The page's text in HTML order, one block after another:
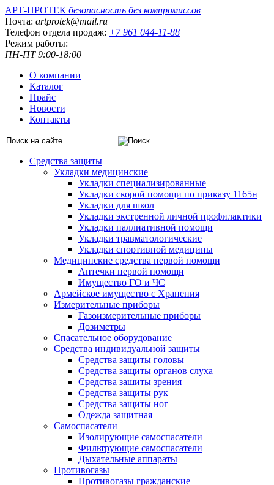
АРТ-ПРОТЕК безопасность без компромиссов
Почта: artprotek@mail.ru
Телефон отдела продаж: +7 961 044-11-88
Режим работы:
ПН-ПТ 9:00-18:00
О компании
Каталог
Прайс
Новости
Контакты
Средства защиты
Укладки медицинские
Укладки специализированные
Укладки скорой помощи по приказу 1165н
Укладки для школ
Укладки экстренной личной профилактики
Укладки паллиативной помощи
Укладки травматологические
Укладки спортивной медицины
Медицинские средства первой помощи
Аптечки первой помощи
Имущество ГО и ЧС
Армейское имущество с Хранения
Измерительные приборы
Газоизмерительные приборы
Дозиметры
Спасательное оборудование
Средства индивидуальной защиты
Средства защиты головы
Средства защиты органов слуха
Средства зашиты зрения
Средства защиты рук
Средства защиты ног
Одежда защитная
Самоспасатели
Изолирующие самоспасатели
Фильтрующие самоспасатели
Дыхательные аппараты
Противогазы
Противогазы гражданские